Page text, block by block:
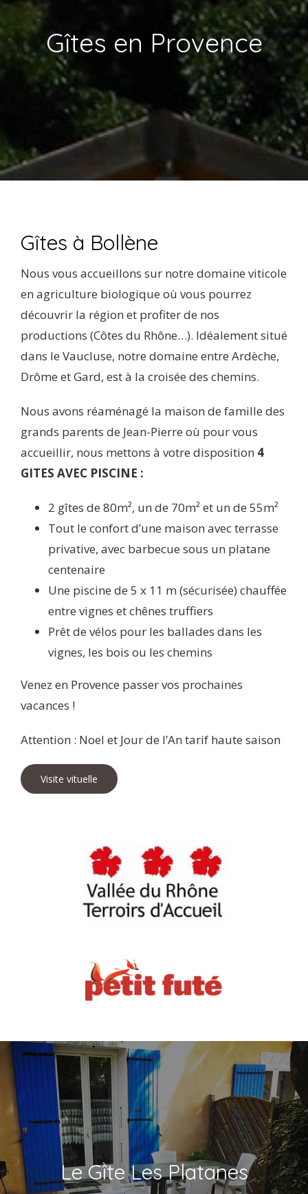
LES GÎTES ET ACTIVITÉS
ACTUALITÉS
CONTACT
Gîtes en Provence
Gîtes à Bollène
Nous vous accueillons sur notre domaine viticole
en agriculture biologique où vous pourrez
découvrir la région et profiter de nos
productions (Côtes du Rhône…). Idéalement situé
dans le Vaucluse, notre domaine entre Ardèche,
Drôme et Gard, est à la croisée des chemins.
Nous avons réaménagé la maison de famille des
grands parents de Jean-Pierre où pour vous
accueillir, nous mettons à votre disposition 4
GITES AVEC PISCINE :
2 gîtes de 80m², un de 70m² et un de 55m²
Tout le confort d’une maison avec terrasse
privative, avec barbecue sous un platane
centenaire
Une piscine de 5 x 11 m (sécurisée) chauffée
entre vignes et chênes truffiers
Prêt de vélos pour les ballades dans les
vignes, les bois ou les chemins
Venez en Provence passer vos prochaines
vacances !
Attention : Noel et Jour de l’An tarif haute saison
Visite vituelle
Le Gîte Les Platanes